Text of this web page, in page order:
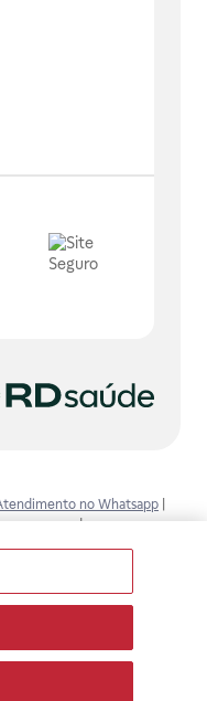
no Whatsapp
ser usadas para
adequado. Ao
A Raia Drogasil
SA. Todos os pedidos